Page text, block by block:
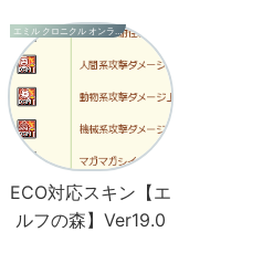
エミル クロニクル オンライン
ECO対応スキン【エ
ルフの森】Ver19.0